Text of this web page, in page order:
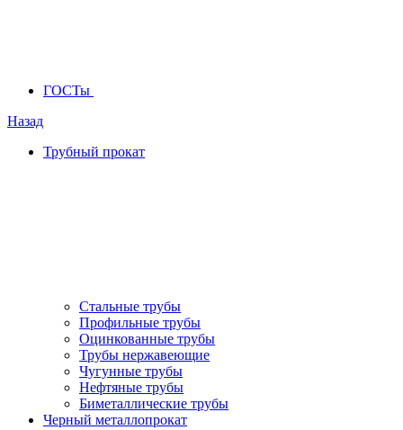
ГОСТы
Назад
Трубный прокат
Стальные трубы
Профильные трубы
Оцинкованные трубы
Трубы нержавеющие
Чугунные трубы
Нефтяные трубы
Биметаллические трубы
Черный металлопрокат